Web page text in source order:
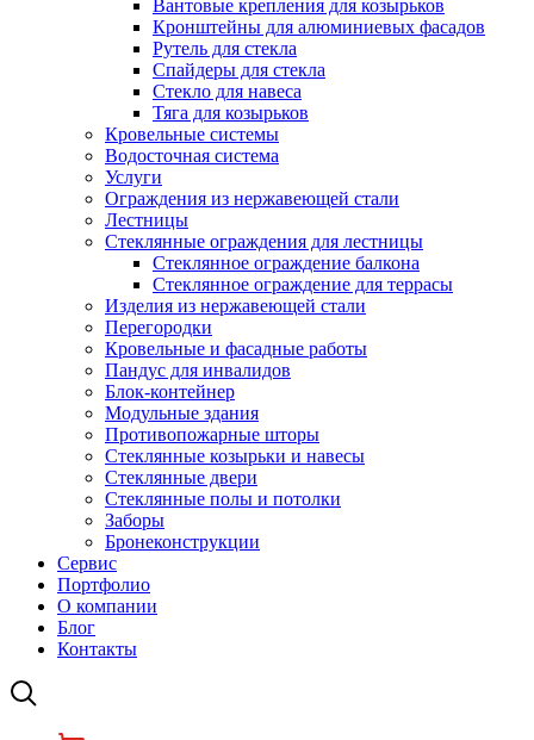
Вантовые крепления для козырьков
Кронштейны для алюминиевых фасадов
Рутель для стекла
Спайдеры для стекла
Стекло для навеса
Тяга для козырьков
Кровельные системы
Водосточная система
Услуги
Ограждения из нержавеющей стали
Лестницы
Стеклянные ограждения для лестницы
Стеклянное ограждение балкона
Стеклянное ограждение для террасы
Изделия из нержавеющей стали
Перегородки
Кровельные и фасадные работы
Пандус для инвалидов
Блок-контейнер
Модульные здания
Противопожарные шторы
Стеклянные козырьки и навесы
Стеклянные двери
Стеклянные полы и потолки
Заборы
Бронеконструкции
Сервис
Портфолио
О компании
Блог
Контакты